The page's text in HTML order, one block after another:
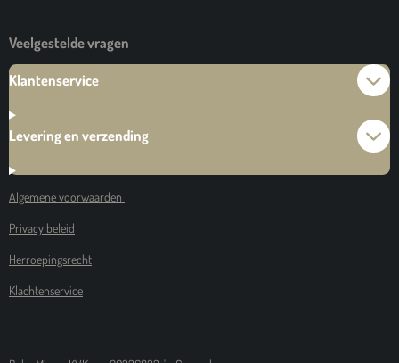
Veelgestelde vragen
Klantenservice
Levering en verzending
Algemene voorwaarden
Privacy beleid
Herroepingsrecht
Klachtenservice